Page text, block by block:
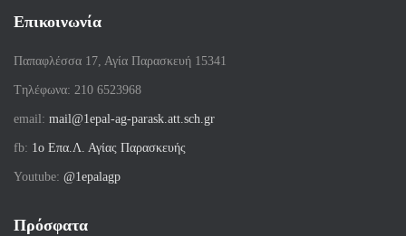
Επικοινωνία
Παπαφλέσσα 17, Αγία Παρασκευή 15341
Tηλέφωνα: 210 6523968
email: mail@1epal-ag-parask.att.sch.gr
fb: 1ο Επα.Λ. Αγίας Παρασκευής
Youtube: @1epalagp
Πρόσφατα